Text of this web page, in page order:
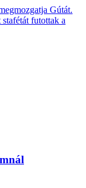
Gútát.
futottak a